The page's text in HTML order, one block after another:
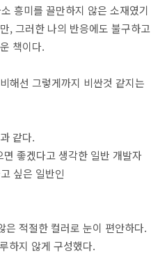
흥미를 끌만하지 않은 소재였기
, 그러한 나의 반응에도 불구하고
책이다.
해선 그렇게까지 비싼것 같지는
같다.
좋겠다고 생각한 일반 개발자
싶은 일반인
은 적절한 컬러로 눈이 편안하다.
하지 않게 구성했다.